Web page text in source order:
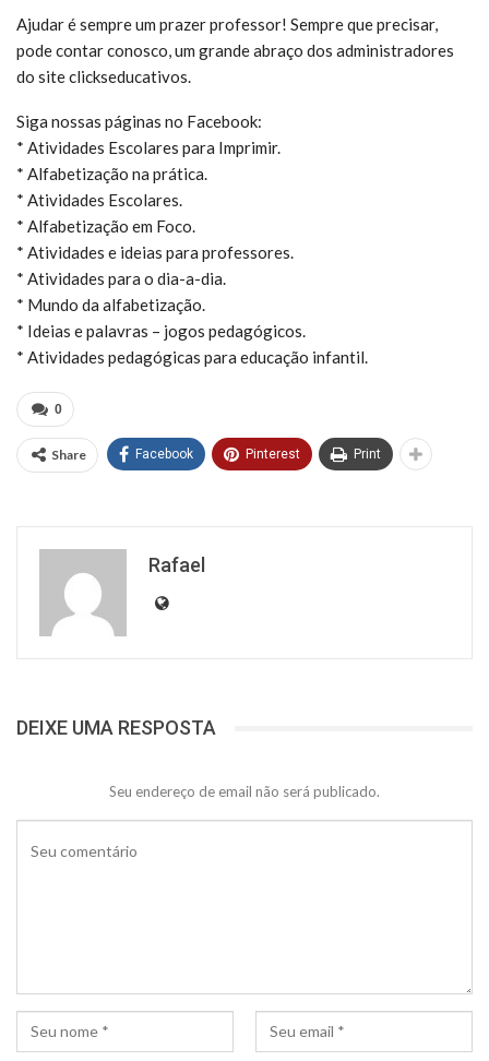
Ajudar é sempre um prazer professor! Sempre que precisar,
pode contar conosco, um grande abraço dos administradores
do site clickseducativos.
Siga nossas páginas no Facebook:
* Atividades Escolares para Imprimir.
* Alfabetização na prática.
* Atividades Escolares.
* Alfabetização em Foco.
* Atividades e ideias para professores.
* Atividades para o dia-a-dia.
* Mundo da alfabetização.
* Ideias e palavras – jogos pedagógicos.
* Atividades pedagógicas para educação infantil.
0
Share Facebook Pinterest Print
Rafael
DEIXE UMA RESPOSTA
Seu endereço de email não será publicado.